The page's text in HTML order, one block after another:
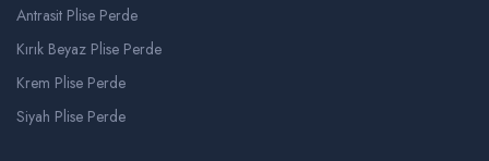
Antrasit Plise Perde
Kırık Beyaz Plise Perde
Krem Plise Perde
Siyah Plise Perde